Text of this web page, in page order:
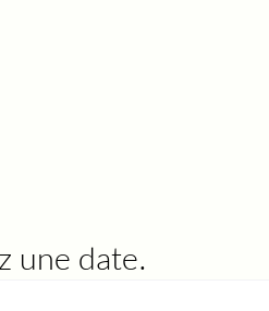
une date.